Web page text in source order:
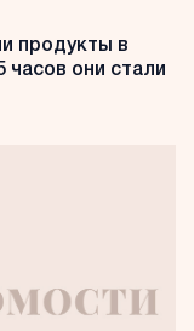
продукты в
часов они стали